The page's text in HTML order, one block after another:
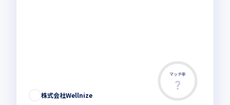
マッチ率
株式会社Wellnize